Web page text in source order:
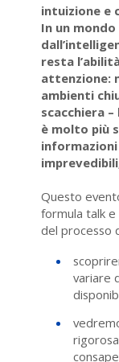
intuizione e
In un
resta
attenzione:
ambienti
scacchiera
è molto più
Questo
formula talk
del processo
variare